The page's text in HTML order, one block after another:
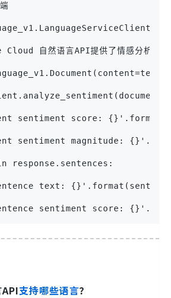
自然语言API提供了情感分析、实
sentiment score:
sentiment magnitude:
response.sentences:
text:
sentiment score:
支持哪些语言？